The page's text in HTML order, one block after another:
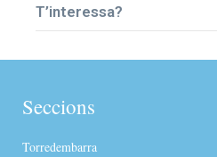
T’interessa?
Seccions
Torredembarra